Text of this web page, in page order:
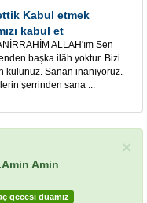
Kabul etmek
kabul et
ALLAH'ım Sen
başka ilâh yoktur. Bizi
kulunuz. Sanan inanıyoruz.
şerrinden sana ...
×
Amin
gecesi duamız